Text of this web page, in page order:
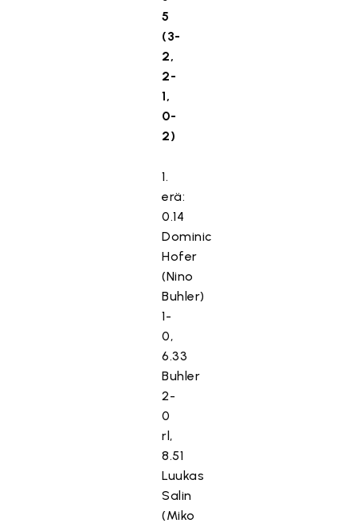
5
(3-
2,
2-
1,
0-
2)
1.
erä:
0.14
Dominic
Hofer
(Nino
Buhler)
1-
0,
6.33
Buhler
2-
0
rl,
8.51
Luukas
Salin
(Miko